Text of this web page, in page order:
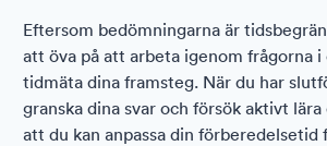
Eftersom bedömningarna är
att öva på att arbeta igenom frågorna
tidmäta dina framsteg. När du har
granska dina svar och försök aktivt
att du kan anpassa din förberedelsetid